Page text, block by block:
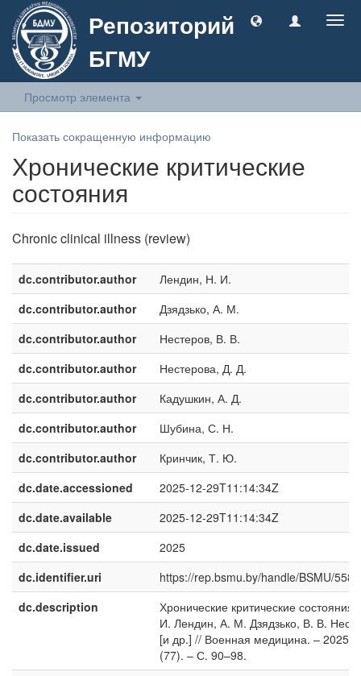
Репозиторий
БГМУ
Просмотр элемента
Показать сокращенную информацию
Хронические критические
состояния
Chronic clinical illness (review)
dc.contributor.author
Лендин, Н. И.
dc.contributor.author
Дзядзько, А. М.
dc.contributor.author
Нестеров, В. В.
dc.contributor.author
Нестерова, Д. Д.
dc.contributor.author
Кадушкин, А. Д.
dc.contributor.author
Шубина, С. Н.
dc.contributor.author
Кринчик, Т. Ю.
dc.date.accessioned
2025-12-29T11:14:34Z
dc.date.available
2025-12-29T11:14:34Z
dc.date.issued
2025
dc.identifier.uri
https://rep.bsmu.by/handle/BSMU/
dc.description
Хронические критические состояния
И. Лендин, А. М. Дзядзько, В. В.
[и др.] // Военная медицина. – 2025.
(77). – С. 90–98.